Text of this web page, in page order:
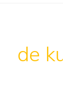
de